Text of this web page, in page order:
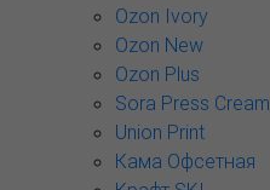
Ozon Ivory
Ozon New
Ozon Plus
Sora Press Cream
Union Print
Кама Офсетная